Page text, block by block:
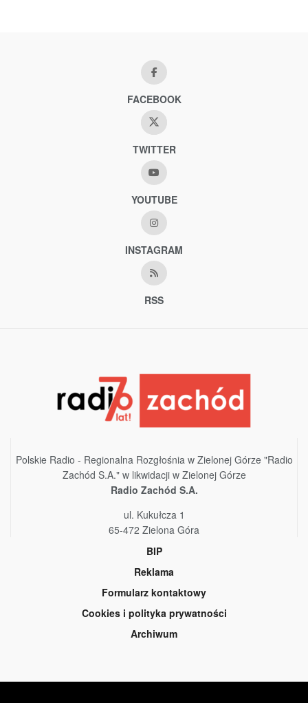
FACEBOOK
TWITTER
YOUTUBE
INSTAGRAM
RSS
Polskie Radio - Regionalna Rozgłośnia w Zielonej Górze "Radio
Zachód S.A." w likwidacji w Zielonej Górze
Radio Zachód S.A.
ul. Kukułcza 1
65-472 Zielona Góra
BIP
Reklama
Formularz kontaktowy
Cookies i polityka prywatności
Archiwum